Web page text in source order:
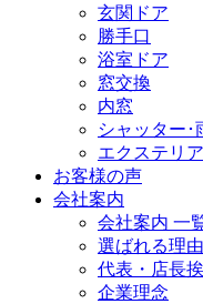
玄関ドア
勝手口
浴室ドア
窓交換
内窓
シャッター･
エクステリア
お客様の声
会社案内
会社案内 一
選ばれる理由
代表・店長
企業理念